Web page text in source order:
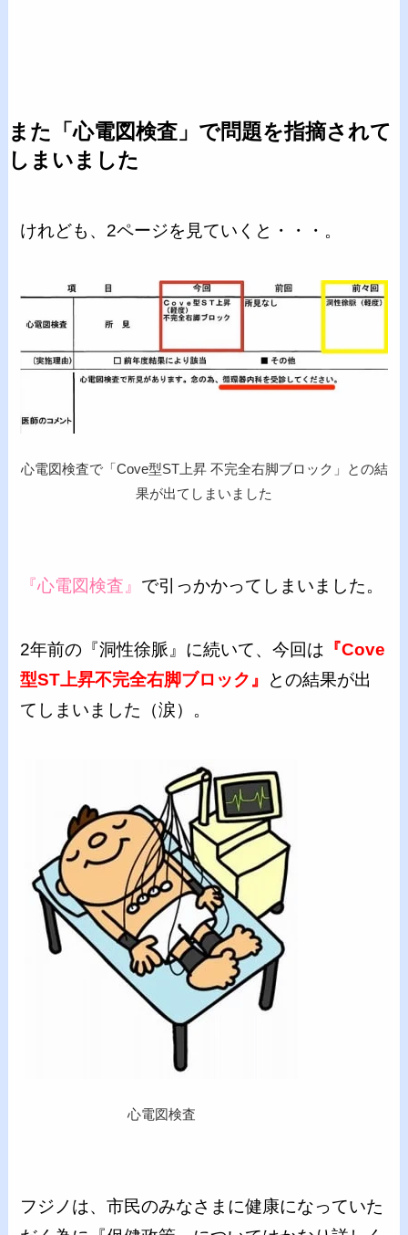
また「心電図検査」で問題を指摘されて
しまいました
けれども、2ページを見ていくと・・・。
心電図検査で「Cove型ST上昇 不完全右脚ブロック」との結
果が出てしまいました
『心電図検査』 で引っかかってしまいました。
2年前の『洞性徐脈』に続いて、今回は 『Cove
型ST上昇不完全右脚ブロック』
との結果が出
てしまいました（涙）。
心電図検査
フジノは、市民のみなさまに健康になっていた